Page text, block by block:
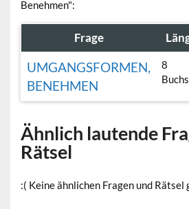
Benehmen":
Frage
UMGANGSFORMEN,
BENEHMEN
8
Ähnlich lautende
Rätsel
:( Keine ähnlichen Fragen und Rätsel